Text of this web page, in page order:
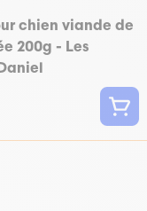
chien viande de
200g - Les